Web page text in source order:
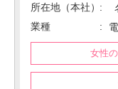
所在地（本社）
業種
女性